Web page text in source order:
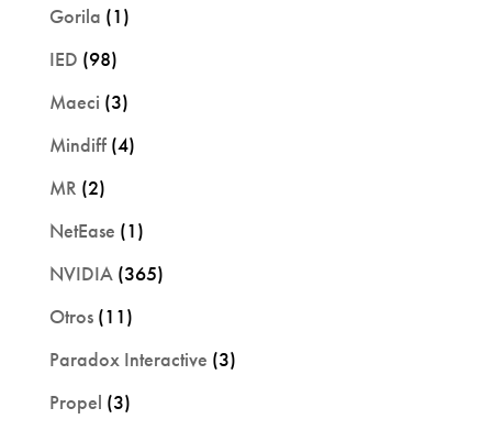
Gorila (1)
IED (98)
Maeci (3)
Mindiff(4)
MR (2)
NetEase (1)
NVIDIA(365)
Otros(11)
Paradox Interactive (3)
Propel (3)